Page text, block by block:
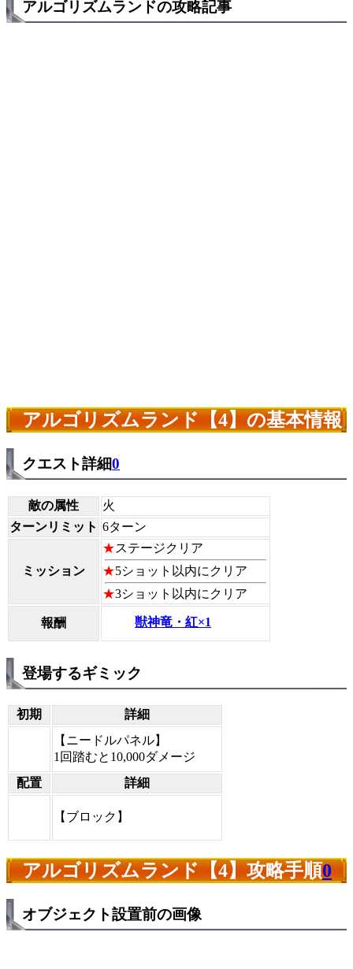
アルゴリズムランドの攻略記事
アルゴリズムランド【4】の基本情報
クエスト詳細0
敵の属性
火
ターンリミット 6ターン
ミッション
★ステージクリア
★5ショット以内にクリア
★3ショット以内にクリア
報酬 獣神竜・紅×1
登場するギミック
初期
詳細
【ニードルパネル】
1回踏むと10,000ダメージ
配置
詳細
【ブロック】
アルゴリズムランド【4】攻略手順0
オブジェクト設置前の画像